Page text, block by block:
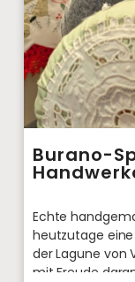
Burano-
Echte
heutzutage
der Lagune von
mit Freude